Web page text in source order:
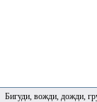
Бигуди, вожди, дожди,